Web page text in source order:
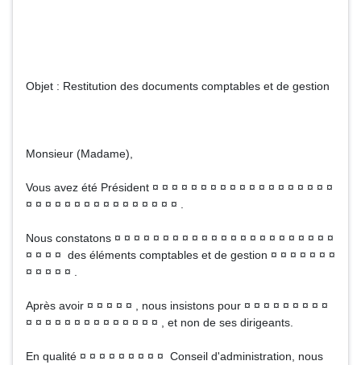
Objet : Restitution des documents comptables et de gestion
Monsieur (Madame),
Vous avez été Président ¤ ¤ ¤ ¤ ¤ ¤ ¤ ¤ ¤ ¤ ¤ ¤ ¤ ¤ ¤ ¤ ¤ ¤ ¤
¤ ¤ ¤ ¤ ¤ ¤ ¤ ¤ ¤ ¤ ¤ ¤ ¤ ¤ ¤ ¤ .
Nous constatons ¤ ¤ ¤ ¤ ¤ ¤ ¤ ¤ ¤ ¤ ¤ ¤ ¤ ¤ ¤ ¤ ¤ ¤ ¤ ¤ ¤ ¤ ¤
¤ ¤ ¤ ¤ des éléments comptables et de gestion ¤ ¤ ¤ ¤ ¤ ¤ ¤
¤ ¤ ¤ ¤ ¤ .
Après avoir ¤ ¤ ¤ ¤ ¤ , nous insistons pour ¤ ¤ ¤ ¤ ¤ ¤ ¤ ¤ ¤
¤ ¤ ¤ ¤ ¤ ¤ ¤ ¤ ¤ ¤ ¤ ¤ ¤ ¤ , et non de ses dirigeants.
En qualité ¤ ¤ ¤ ¤ ¤ ¤ ¤ ¤ ¤ Conseil d'administration, nous